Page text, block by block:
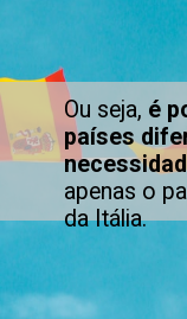
Ou seja, é
países
apenas o
da Itália.